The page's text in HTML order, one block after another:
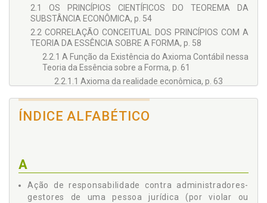
2.1 OS PRINCÍPIOS CIENTÍFICOS DO TEOREMA DA
SUBSTÂNCIA ECONÔMICA, p. 54
2.2 CORRELAÇÃO CONCEITUAL DOS PRINCÍPIOS COM A
TEORIA DA ESSÊNCIA SOBRE A FORMA, p. 58
2.2.1 A Função da Existência do Axioma Contábil nessa
Teoria da Essência sobre a Forma, p. 61
2.2.1.1 Axioma da realidade econômica, p. 63
2.3 AS FORÇAS DA PRUDÊNCIA, AUTONOMIA
NO ART. 606 DO CPC E NA LC 214/2025 À LUZ DA TEORIA
DA ESSÊNCIA SOBRE A FORMA, p. 67
2.4.1 O Art. 606 do CPC e o Preço de Saída dos
ÍNDICE ALFABÉTICO
A
Ação de responsabilidade contra administradores-
gestores de uma pessoa jurídica (por violar ou